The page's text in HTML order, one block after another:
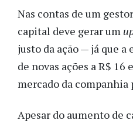
Nas contas de um
capital deve gerar um
justo da ação — já que
de novas ações a R$ 16
mercado da companhia
Apesar do aumento de